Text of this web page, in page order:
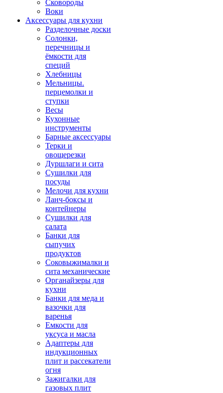
Сковороды
Воки
Аксессуары для кухни
Разделочные доски
Солонки,
перечницы и
ёмкости для
специй
Хлебницы
Мельницы.
перцемолки и
ступки
Весы
Кухонные
инструменты
Барные аксессуары
Терки и
овощерезки
Дуршлаги и сита
Сушилки для
посуды
Мелочи для кухни
Ланч-боксы и
контейнеры
Сушилки для
салата
Банки для
сыпучих
продуктов
Соковыжималки и
сита механические
Органайзеры для
кухни
Банки для меда и
вазочки для
варенья
Емкости для
уксуса и масла
Адаптеры для
индукционных
плит и рассекатели
огня
Зажигалки для
газовых плит